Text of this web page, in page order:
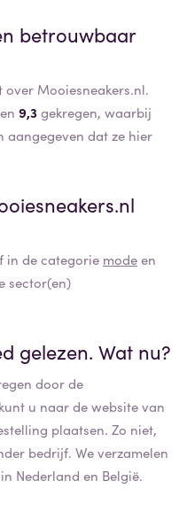
betrouwbaar
over Mooiesneakers.nl.
9,3gekregen, waarbij
aangegeven dat ze hier
in de categorie modeen
sector(en)
gelezen. Wat nu?
door de
u naar de website van
plaatsen. Zo niet,
bedrijf. We verzamelen
Nederland en België.